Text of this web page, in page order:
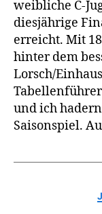
weibliche C-
diesjährige
erreicht. Mit
hinter dem
Lorsch/
und ich
Saisonspiel.